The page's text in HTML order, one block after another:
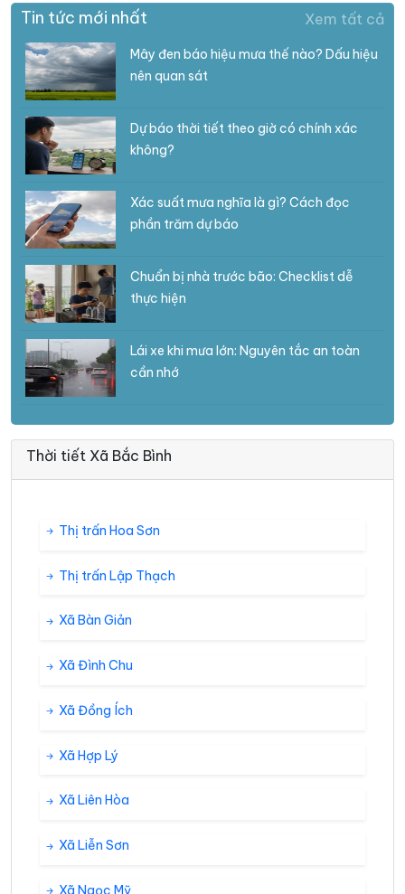
Tin tức mới nhất Xem tất cả
Mây đen báo hiệu mưa thế nào? Dấu hiệu
nên quan sát
Dự báo thời tiết theo giờ có chính xác
không?
Xác suất mưa nghĩa là gì? Cách đọc
phần trăm dự báo
Chuẩn bị nhà trước bão: Checklist dễ
thực hiện
Lái xe khi mưa lớn: Nguyên tắc an toàn
cần nhớ
Thời tiết Xã Bắc Bình
Thị trấn Hoa Sơn
Thị trấn Lập Thạch
Xã Bàn Giản
Xã Đình Chu
Xã Đồng Ích
Xã Hợp Lý
Xã Liên Hòa
Xã Liễn Sơn
Xã Ngọc Mỹ